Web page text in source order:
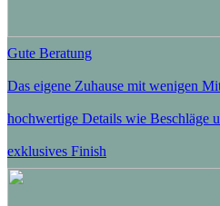
Gute Beratung
Das eigene Zuhause mit wenigen
hochwertige Details wie Beschläge
exklusives Finish